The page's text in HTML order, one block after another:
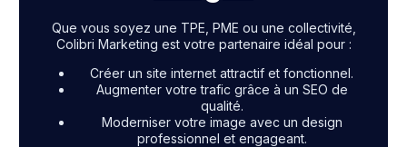
Que vous soyez une TPE, PME ou une collectivité,
Colibri Marketing est votre partenaire idéal pour :
Créer un site internet attractif et fonctionnel.
Augmenter votre trafic grâce à un SEO de
qualité.
Moderniser votre image avec un design
professionnel et engageant.